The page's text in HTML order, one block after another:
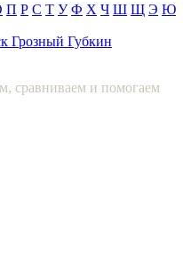
П Р С Т У Ф Х Ч Ш Щ Э Ю
Грозный Губкин
сравниваем и помогаем